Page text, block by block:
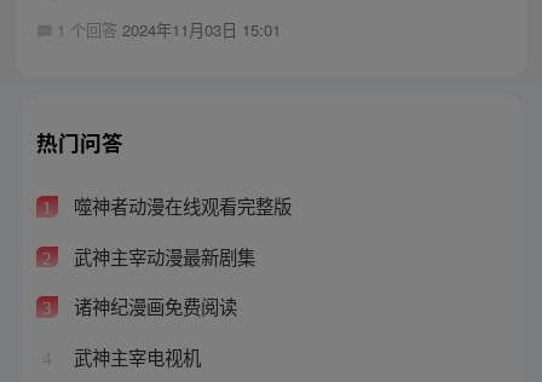
1 个回答 2024年11月03日 15:01
热门问答
1 噬神者动漫在线观看完整版
2 武神主宰动漫最新剧集
3 诸神纪漫画免费阅读
4 武神主宰电视机